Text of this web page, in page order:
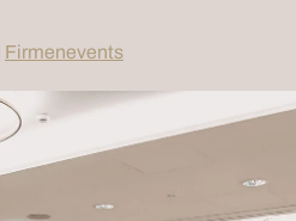
Firmenevents